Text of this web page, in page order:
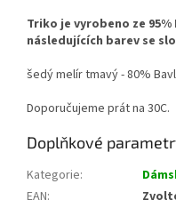
Triko je vyrobeno ze 95%
následujících barev se
šedý melír tmavý - 80%
Doporučujeme prát na 30C.
Doplňkové
Kategorie: